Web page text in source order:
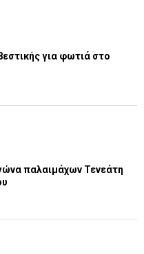
για φωτιά στο
παλαιμάχων Τενεάτη